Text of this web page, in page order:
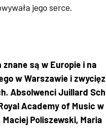
jego serce.
są w Europie i na
w Warszawie i
Absolwenci Juillard
Academy of Music w
Poliszewski, Maria